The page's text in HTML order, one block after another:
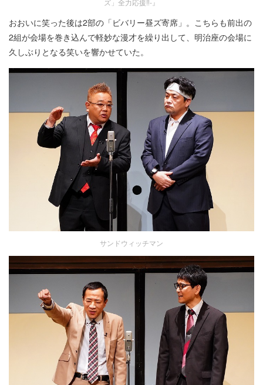
ズ」全力応援‼-』
おおいに笑った後は2部の「ビバリー昼ズ寄席」。こちらも前出の
2組が会場を巻き込んで軽妙な漫才を繰り出して、明治座の会場に
久しぶりとなる笑いを響かせていた。
サンドウィッチマン